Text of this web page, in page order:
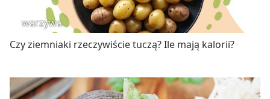
warzywa
Czy ziemniaki rzeczywiście tuczą? Ile mają kalorii?